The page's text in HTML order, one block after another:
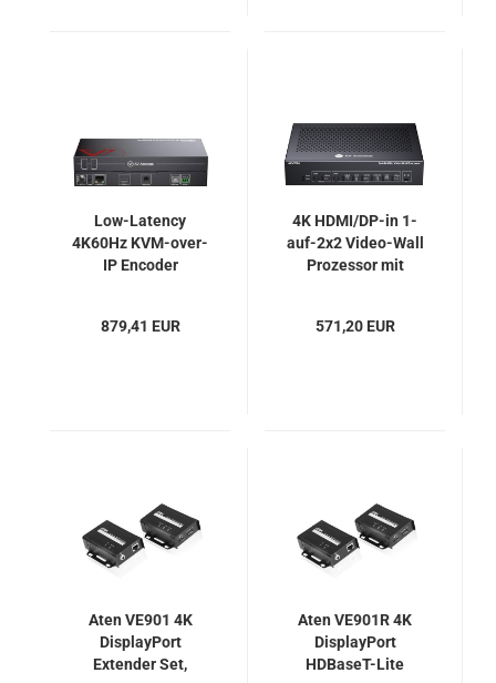
Low-Latency
4K60Hz KVM-over-
IP Encoder
Maus-Roaming
879,41 EUR
4K HDMI/DP-in 1-
auf-2x2 Video-Wall
Prozessor mit
571,20 EUR
Aten VE901 4K
DisplayPort
Extender Set,
Aten VE901R 4K
DisplayPort
HDBaseT-Lite